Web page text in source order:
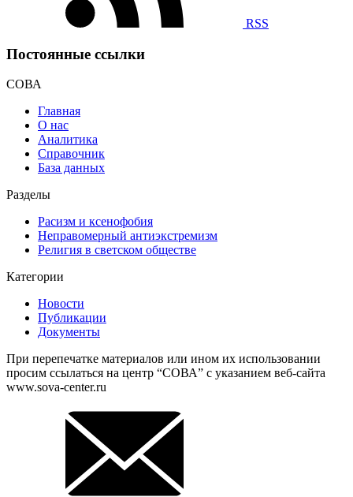
RSS
Постоянные ссылки
СОВА
Главная
О нас
Аналитика
Справочник
База данных
Разделы
Расизм и ксенофобия
Неправомерный антиэкстремизм
Религия в светском обществе
Категории
Новости
Публикации
Документы
При перепечатке материалов или ином их использовании
просим ссылаться на центр “СОВА” с указанием веб-сайта
www.sova-center.ru